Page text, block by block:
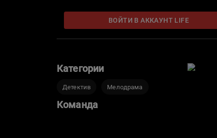
ВОЙТИ В АККАУНТ LIFE
Категории
Детектив Мелодрама
Команда